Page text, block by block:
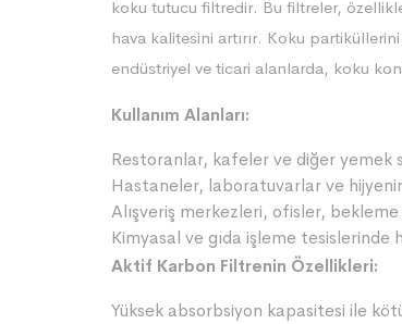
koku tutucu filtredir. Bu filtreler,
hava kalitesini artırır. Koku
endüstriyel ve ticari alanlarda, koku
Kullanım Alanları:
Restoranlar, kafeler ve diğer yemek
Hastaneler, laboratuvarlar ve
Alışveriş merkezleri, ofisler,
Kimyasal ve gıda işleme
Aktif Karbon Filtrenin Özellikleri:
Yüksek absorbsiyon kapasitesi ile